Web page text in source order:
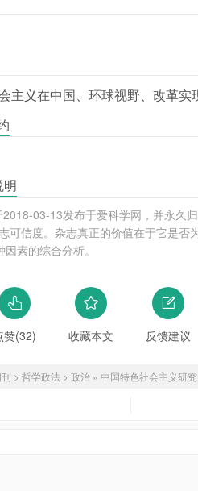
主义在中国、环球视野、改革
明
2018-03-13发布于爱科学网，并永久
可信度。杂志真正的价值在于它是否
素的综合分析。
赞(32) 收藏本文 反馈建议
> 哲学政法 > 政治 » 中国特色社会主义研究